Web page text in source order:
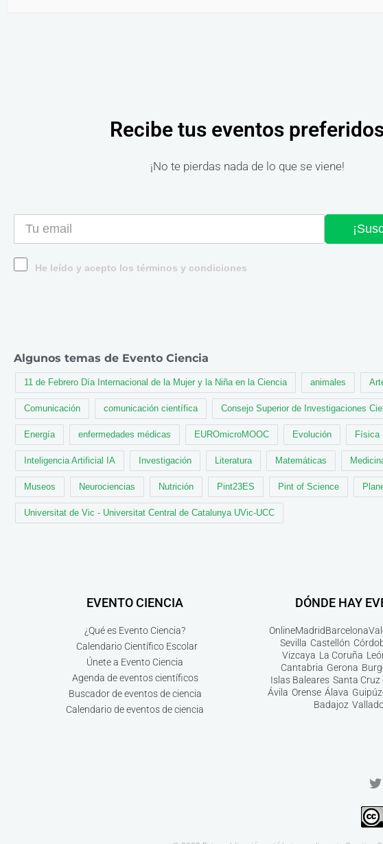
Recibe tus eventos
¡No te pierdas nada de lo que se viene!
He leído y acepto los términos y condiciones
Algunos temas de Evento Ciencia
11 de Febrero Día Internacional de la Mujer y la Niña en la Ciencia animales
Comunicación comunicación científica Consejo Superior de Investigaciones
Energía enfermedades médicas EUROmicroMOOC Evolución Física
Inteligencia Artificial IA Investigación Literatura Matemáticas
Museos Neurociencias Nutrición Pint23ES Pint of Science
Universitat de Vic - Universitat Central de Catalunya UVic-UCC
EVENTO CIENCIA
¿Qué es Evento Ciencia?
Calendario Científico Escolar
Únete a Evento Ciencia
Agenda de eventos científicos
Buscador de eventos de ciencia
Calendario de eventos de ciencia
DÓNDE HAY
OnlineMadridBarcelona
Sevilla Castellón
Vizcaya La Coruña
Cantabria Gerona
Islas Baleares Santa Cruz
Ávila Orense Álava
Badajoz